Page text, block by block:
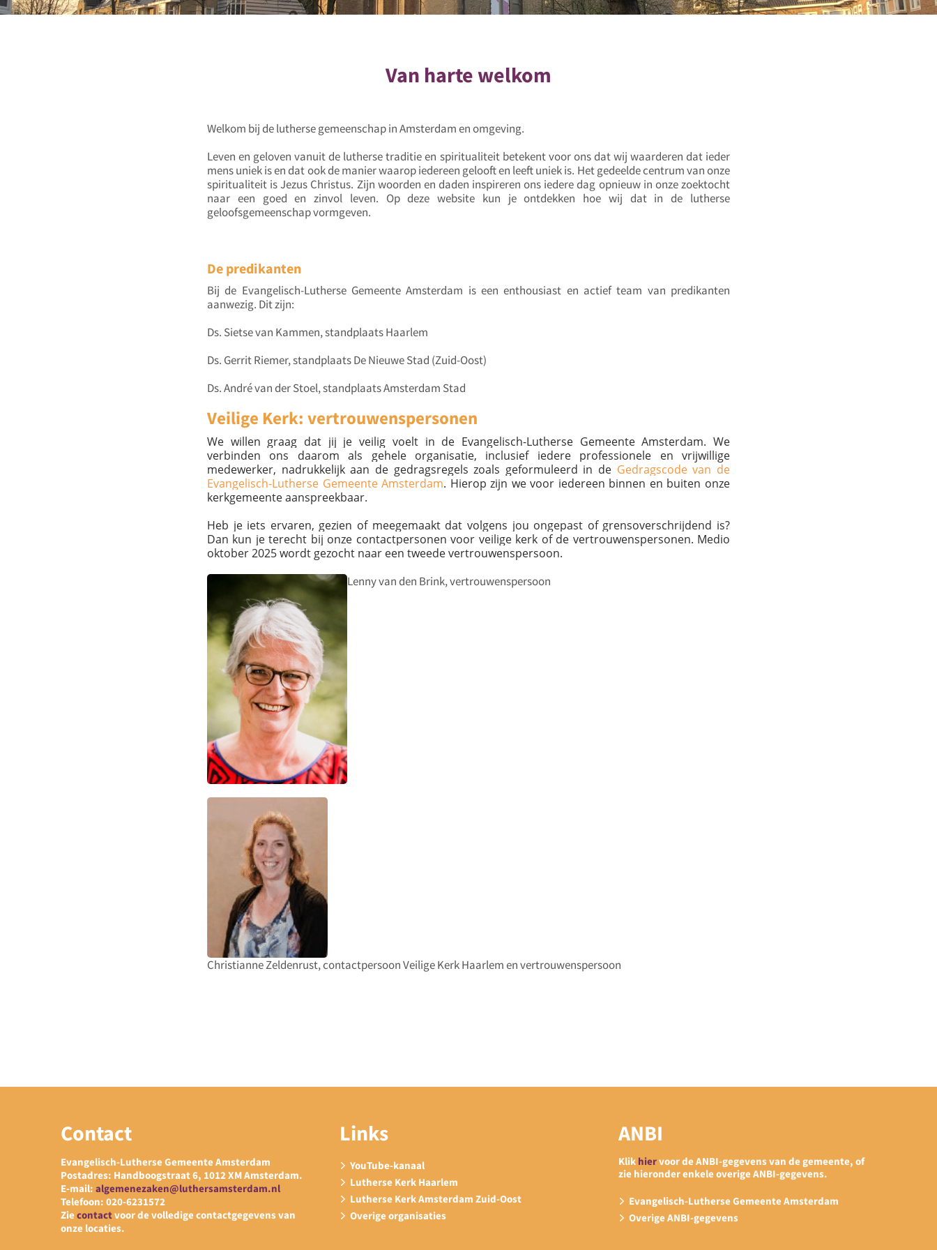
Van harte welkom
Welkom bij de lutherse gemeenschap in Amsterdam en omgeving.
Leven en geloven vanuit de lutherse traditie en spiritualiteit betekent voor ons dat wij waarderen dat ieder
mens uniek is en dat ook de manier waarop iedereen gelooft en leeft uniek is. Het gedeelde centrum van onze
spiritualiteit is Jezus Christus. Zijn woorden en daden inspireren ons iedere dag opnieuw in onze zoektocht
naar een goed en zinvol leven. Op deze website kun je ontdekken hoe wij dat in de lutherse
geloofsgemeenschap vormgeven.
De predikanten
Bij de Evangelisch-Lutherse Gemeente Amsterdam is een enthousiast en actief team van predikanten
aanwezig. Dit zijn:
Ds. Sietse van Kammen, standplaats Haarlem
Ds. Gerrit Riemer, standplaats De Nieuwe Stad (Zuid-Oost)
Ds. André van der Stoel, standplaats Amsterdam Stad
Veilige Kerk: vertrouwenspersonen
We willen graag dat jij je veilig voelt in de Evangelisch-Lutherse Gemeente Amsterdam. We
verbinden ons daarom als gehele organisatie, inclusief iedere professionele en vrijwillige
medewerker, nadrukkelijk aan de gedragsregels zoals geformuleerd in de Gedragscode van de
Evangelisch-Lutherse Gemeente Amsterdam. Hierop zijn we voor iedereen binnen en buiten onze
kerkgemeente aanspreekbaar.
Heb je iets ervaren, gezien of meegemaakt dat volgens jou ongepast of grensoverschrijdend is?
Dan kun je terecht bij onze contactpersonen voor veilige kerk of de vertrouwenspersonen. Medio
oktober 2025 wordt gezocht naar een tweede vertrouwenspersoon.
Lenny van den Brink, vertrouwenspersoon
Christianne Zeldenrust, contactpersoon Veilige Kerk Haarlem en vertrouwenspersoon
Contact
Evangelisch-Lutherse Gemeente Amsterdam
Postadres: Handboogstraat 6, 1012 XM Amsterdam.
E-mail: algemenezaken@luthersamsterdam.nl
Telefoon: 020-6231572
Ziecontactvoor de volledige contactgegevens van
onze locaties.
Links
YouTube-kanaal
Lutherse Kerk Haarlem
Lutherse Kerk Amsterdam Zuid-Oost
Overige organisaties
ANBI
Klik hiervoor de ANBI-gegevens van de gemeente, of
zie hieronder enkele overige ANBI-gegevens.
Evangelisch-Lutherse Gemeente Amsterdam
Overige ANBI-gegevens